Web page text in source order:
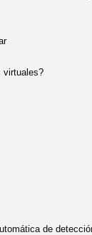
virtuales?
de